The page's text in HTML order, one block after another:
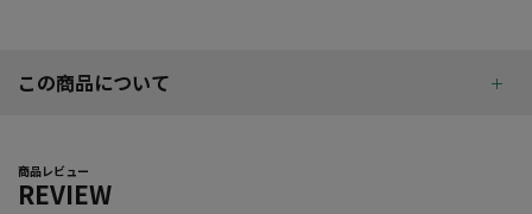
この商品について
商品レビュー
REVIEW